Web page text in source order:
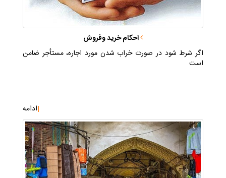
احكام خريد وفروش
اگر شرط شود در صورت خراب شدن مورد اجاره، مستأجر ضامن
است
|ادامه